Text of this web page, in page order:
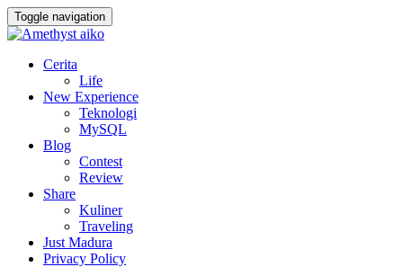
Toggle navigation
Cerita
Life
New Experience
Teknologi
MySQL
Blog
Contest
Review
Share
Kuliner
Traveling
Just Madura
Privacy Policy